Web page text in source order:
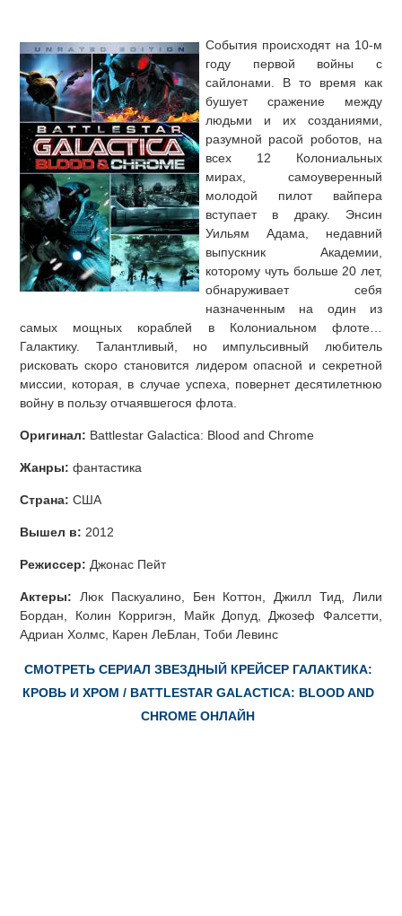
События происходят на 10-м
году первой войны с
сайлонами. В то время как
бушует сражение между
людьми и их созданиями,
разумной расой роботов, на
всех 12 Колониальных
мирах, самоуверенный
молодой пилот вайпера
вступает в драку. Энсин
Уильям Адама, недавний
выпускник Академии,
которому чуть больше 20 лет,
обнаруживает себя
назначенным на один из
самых мощных кораблей в Колониальном флоте…
Галактику. Талантливый, но импульсивный любитель
рисковать скоро становится лидером опасной и секретной
миссии, которая, в случае успеха, повернет десятилетнюю
войну в пользу отчаявшегося флота.
Оригинал: Battlestar Galactica: Blood and Chrome
Жанры: фантастика
Страна: США
Вышел в: 2012
Режиссер: Джонас Пейт
Актеры: Люк Паскуалино, Бен Коттон, Джилл Тид, Лили
Бордан, Колин Корригэн, Майк Допуд, Джозеф Фалсетти,
Адриан Холмс, Карен ЛеБлан, Тоби Левинс
СМОТРЕТЬ СЕРИАЛ ЗВЕЗДНЫЙ КРЕЙСЕР ГАЛАКТИКА:
КРОВЬ И ХРОМ / BATTLESTAR GALACTICA: BLOOD AND
CHROME ОНЛАЙН